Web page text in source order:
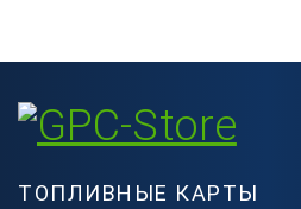
ТОПЛИВНЫЕ КАРТЫ